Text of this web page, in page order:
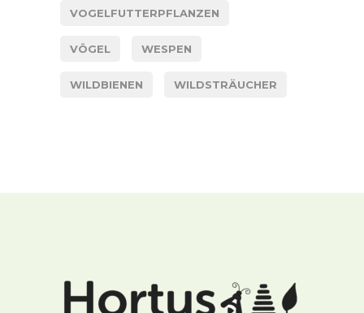
VOGELFUTTERPFLANZEN
VÖGEL WESPEN
WILDBIENEN WILDSTRÄUCHER